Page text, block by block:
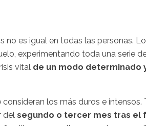
no es igual en todas las personas.
experimentando toda una serie
vital de un modo determinado
los más duros e intensos.
del segundo o tercer mes tras el